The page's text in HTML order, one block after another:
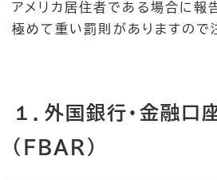
アメリカ居住者である場合に報
極めて重い罰則がありますので
１．外国銀行・金融口
（FBAR）